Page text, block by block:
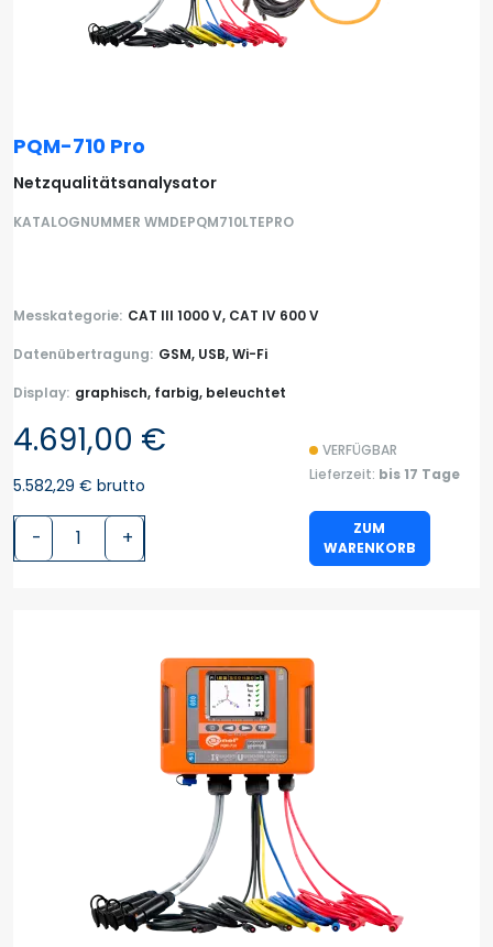
PQM-710 Pro
Netzqualitätsanalysator
KATALOGNUMMER WMDEPQM710LTEPRO
Messkategorie: CAT III 1000 V, CAT IV 600 V
Datenübertragung: GSM, USB, Wi-Fi
Display: graphisch, farbig, beleuchtet
4.691,00 €
5.582,29 € brutto
- +
VERFÜGBAR
Lieferzeit: bis 17 Tage
ZUM
WARENKORB